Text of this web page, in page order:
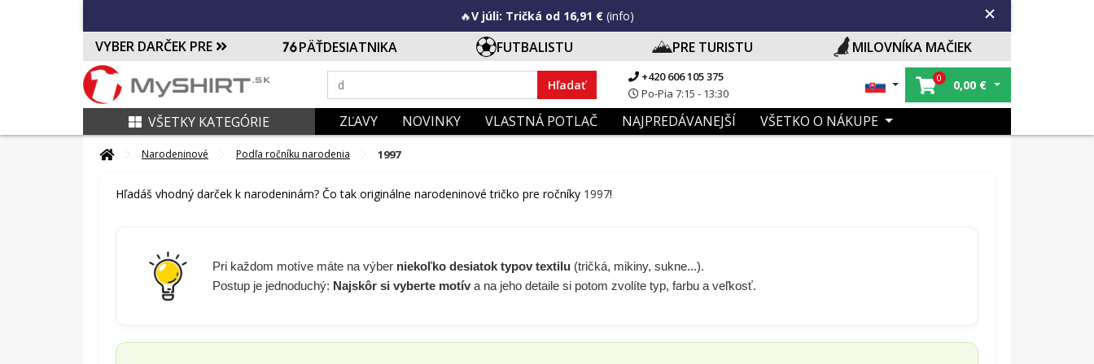
🔥V júli: Tričká od 16,91 € (info)
VYBER DARČEK PRE PÄŤDESIATNIKA FUTBALISTU PRE TURISTU MILOVNÍKA MAČIEK
Hľadať
+420 606 105 375
Po-Pia 7:15 - 13:30
0 0,00 €
VŠETKY KATEGÓRIE ZĽAVY NOVINKY VLASTNÁ POTLAČ NAJPREDÁVANEJŠÍ VŠETKO O NÁKUPE
Narodeninové Podľa ročníku narodenia 1997
Hľadáš vhodný darček k narodeninám? Čo tak originálne narodeninové tričko pre ročníky 1997!
Pri každom motíve máte na výber niekoľko desiatok typov textilu(tričká, mikiny, sukne...).
Postup je jednoduchý: Najskôr si vyberte motíva na jeho detaile si potom zvolíte typ, farbu a veľkosť.